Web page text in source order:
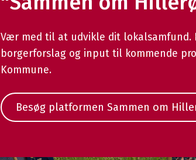
Vær med til at udvikle dit lokalsamfund.
borgerforslag og input til kommende
Kommune.
Besøg platformen Sammen om